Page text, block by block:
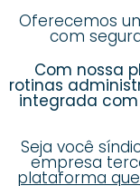
Oferecemos
com
Com nossa
rotinas
integrada
Seja você
empresa
plataforma